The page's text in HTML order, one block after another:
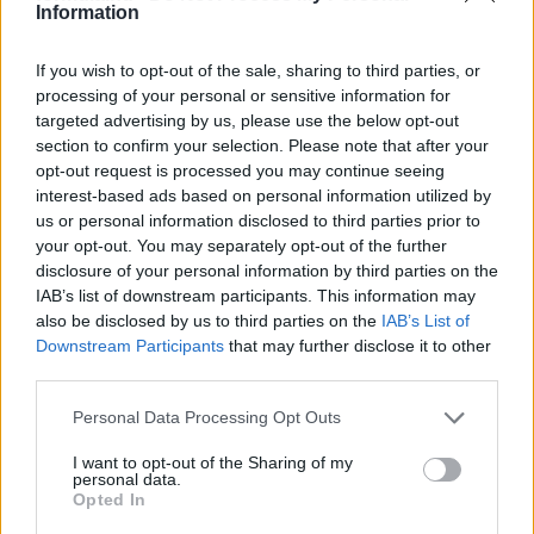
Information
If you wish to opt-out of the sale, sharing to third parties, or
processing of your personal or sensitive information for
targeted advertising by us, please use the below opt-out
section to confirm your selection. Please note that after your
opt-out request is processed you may continue seeing
interest-based ads based on personal information utilized by
us or personal information disclosed to third parties prior to
your opt-out. You may separately opt-out of the further
disclosure of your personal information by third parties on the
IAB’s list of downstream participants. This information may
also be disclosed by us to third parties on the IAB’s List of
Downstream Participants that may further disclose it to other
Please note that this website/app uses one or more Google
not limited to your visit or usage behaviour. You may click to
grant or deny consent to Google and its third-party tags to
use your data for below specified purposes in below Google
Personal Data Processing Opt Outs
I want to opt-out of the Sharing of my
personal data.
Opted In
részletek
2025. május 19. hétfő, 19:33
Gyorsult, de óvatos a Red Bull – hétfői F1-es
hírek
A McLaren duóját és Hornert is meglepte a Red Bull imolai